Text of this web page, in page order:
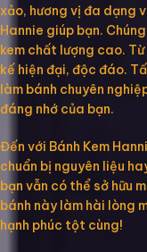
xảo, hương vị đa dạng
Hannie giúp bạn.
kem chất lượng cao.
kế hiện đại, độc đáo.
làm bánh chuyên
đáng nhớ của bạn.
Đến với Bánh Kem
chuẩn bị nguyên liệu
bạn vẫn có thể sở hữu
bánh này làm hài lòng
hạnh phúc tột cùng!